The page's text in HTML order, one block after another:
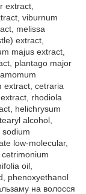
extract,
viburnum
melissa
extract,
majus extract,
plantago major
extract, cetraria
rhodiola
helichrysum
alcohol,
low-molecular,
oil,
phenoxyethanol
на волосся